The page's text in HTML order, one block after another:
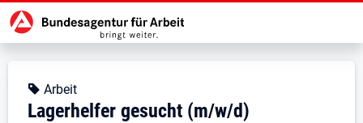
Zur Jobsuche Startseite
Stellendetails zu: Lagerhelfer
Lagerhelfer gesucht (m/w/d)
Lagerhelfer gesucht (m/w/d)
Kopfbereich
Angebotsart:
Arbeit
Lagerhelfer gesucht (m/w/d)